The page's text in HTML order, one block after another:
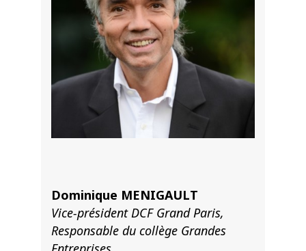
Dominique MENIGAULT
Vice-président DCF Grand Paris,
Responsable du collège Grandes